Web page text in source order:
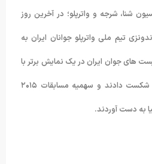
شنا، شرجه و واترپلو؛ در آخرین روز
تیم ملی واترپلو جوانان ایران به
های جوان ایران در یک نمایش برتر با
نتیجه ۱۵ بر ۱۰ حریف خود را شکست دادند و سهمیه مسابقات ۲۰۱۵
به دست آوردند.